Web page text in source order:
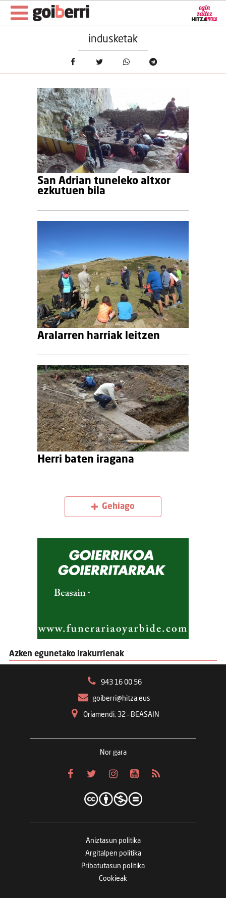
indusketak
San Adrian tuneleko altxor
ezkutuen bila
Aralarren harriak leitzen
Herri baten iragana
Gehiago
Azken egunetako irakurrienak
943 16 00 56
goiberri@hitza.eus
Oriamendi, 32 – BEASAIN
Nor gara
Aniztasun politika
Argitalpen politika
Pribatutasun politika
Cookieak